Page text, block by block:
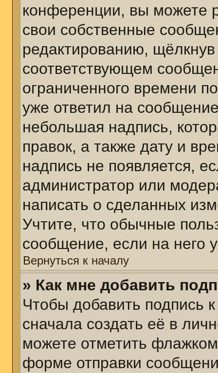
конференции, вы можете
свои собственные
редактированию,
соответствующем
ограниченного времени
уже ответил на
небольшая надпись,
правок, а также дату и
надпись не появляется,
администратор или
написать о сделанных
Учтите, что обычные
сообщение, если на него
Вернуться к началу
» Как мне добавить
Чтобы добавить
сначала создать её в
можете отметить
форме отправки